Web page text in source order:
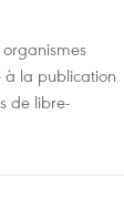
à la publication
de libre-